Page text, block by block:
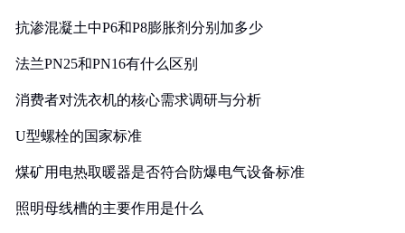
抗渗混凝土中P6和P8膨胀剂分别加多少
法兰PN25和PN16有什么区别
消费者对洗衣机的核心需求调研与分析
U型螺栓的国家标准
煤矿用电热取暖器是否符合防爆电气设备标准
照明母线槽的主要作用是什么